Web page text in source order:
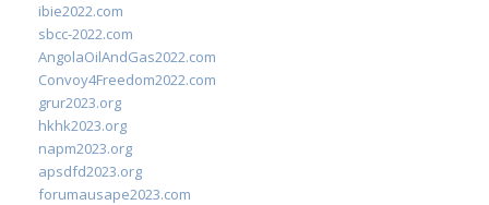
ibie2022.com
sbcc-2022.com
AngolaOilAndGas2022.com
Convoy4Freedom2022.com
grur2023.org
hkhk2023.org
napm2023.org
apsdfd2023.org
forumausape2023.com